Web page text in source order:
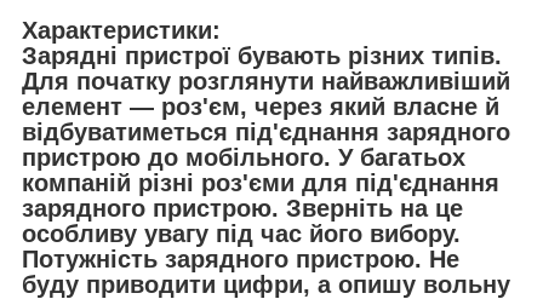
Характеристики:
Зарядні пристрої бувають різних типів.
Для початку розглянути найважливіший
елемент — роз'єм, через який власне й
відбуватиметься під'єднання зарядного
пристрою до мобільного. У багатьох
компаній різні роз'єми для під'єднання
зарядного пристрою. Зверніть на це
особливу увагу під час його вибору.
Потужність зарядного пристрою. Не
буду приводити цифри, а опишу вольну